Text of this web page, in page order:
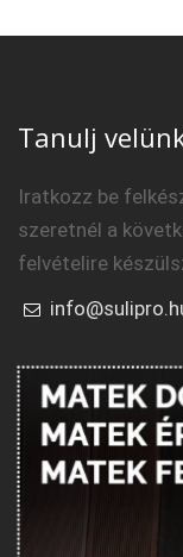
Tanulj
Iratkozz be
szeretnél a
felvételire